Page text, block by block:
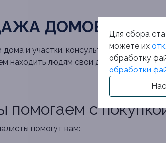
ДОМОВ С
дома и участки, консультируем вас,
находить людям свои дома и дачи.
помогаем с
помогут вам:
Для сбора
можете их
обработку
обработки